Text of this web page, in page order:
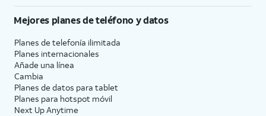
Mejores planes de teléfono y datos
Planes de telefonía ilimitada
Planes internacionales
Añade una línea
Cambia
Planes de datos para tablet
Planes para hotspot móvil
Next Up Anytime